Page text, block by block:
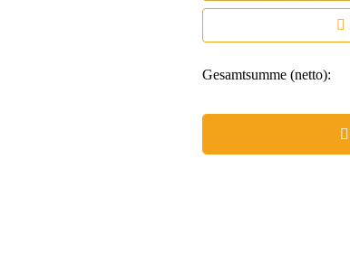
Gesamtsumme (netto):